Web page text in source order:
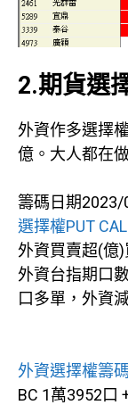
2.期貨選
外資作多選擇
億。大人都在
籌碼日期
選擇權PUT
外資買賣超(億
外資台指期口
口多單，外資
外資選擇權籌碼
BC 1萬3952口